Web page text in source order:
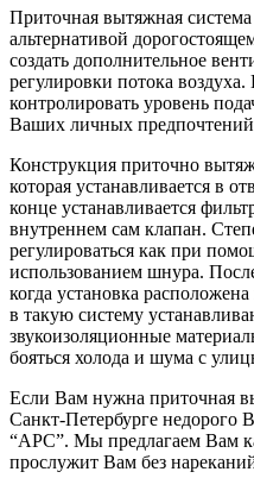
Приточная вытяжная система
альтернативой
создать дополнительное
регулировки потока
контролировать уровень
Ваших личных
Конструкция приточно
которая устанавливается в
конце устанавливается
внутреннем сам клапан.
регулироваться как при
использованием шнура.
когда установка
в такую систему
звукоизоляционные
бояться холода и шума с
Если Вам нужна приточная
Санкт-Петербурге
“АРС”. Мы предлагаем Вам
прослужит Вам без